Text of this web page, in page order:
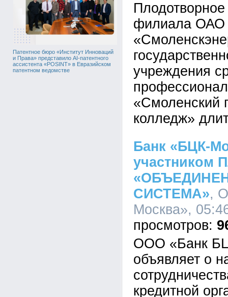
Патентное бюро «Институт Инноваций
и Права» представило AI-патентного
ассистента «POSINT» в Евразийском
патентном ведомстве
Плодотворное
филиала ОАО
учреждения
«Смоленский
колледж»
Банк «БЦК-
участником
СИСТЕМА»,
Москва»,
ООО «Банк
объявляет о
кредитной